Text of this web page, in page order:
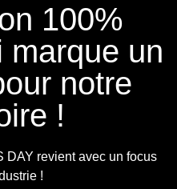
100%
marque un
notre
!
DAY revient avec un focus
!